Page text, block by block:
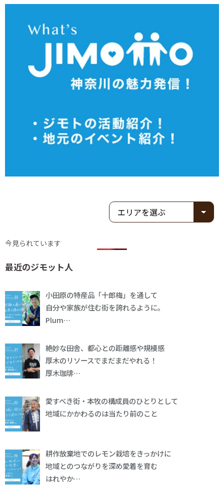
今見られています
最近のジモット人
小田原の特産品「十郎梅」を通して
自分や家族が住む街を誇れるように。
Plum…
絶妙な田舎、都心との距離感や規模感
厚木のリソースでまだまだやれる！
厚木珈琲…
愛すべき街・本牧の構成員のひとりとして
地域にかかわるのは当たり前のこと
耕作放棄地でのレモン栽培をきっかけに
地域とのつながりを深め愛着を育む
はれやか…